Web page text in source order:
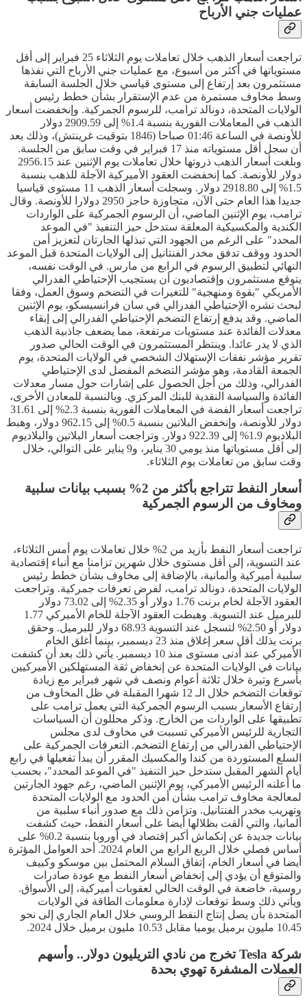
عمليات جني الأرباح
تراجعت أسعار الذهب خلال تعاملات يوم الثلاثاء 25 فبراير إلى أقل
مستوياتها في أكثر من أسبوع، مع عمليات جني الأرباح التي نفذها
مستثمرون بعد إرتفاع إلى مستوى قياسي خلال الجلسة السابقة
وسط مخاوف مستمرة من عدم الإستقرار بشأن خطط رئيس
الولايات المتحدة، دونالد ترامب، للرسوم الجمركية. وإنخفضت أسعار
الذهب في المعاملات الفورية بنسبة 1.4% إلى 2909.59 دولار
للأونصة في الساعة 01:46 صباحا (1846 بتوقيت غرينتش)، وذلك بعد
أن سجل أقل مستوياته منذ 17 فبراير في وقت سابق من الجلسة.
وبلغت أسعار الذهب ذروتها خلال تعاملات يوم الإثنين عند 2956.15
دولار للأونصة. كما إنخفضت العقود الأميركية الآجلة للذهب بنسبة
1.5% إلى 2918.80 دولار. وسجلت أسعار الذهب 11 مستوى قياسيا
جديدا هذا العام حتى الآن، متجاوزة حاجز 2950 دولارا للأونصة. وقال
ترامب، يوم الإثنين الماضي، أن الرسوم الجمركية على الواردات
الكندية والمكسيكية المعلقة ستدخل حيز التنفيذ "في الموعد
المحدد" على الرغم من الجهود التي تبذلها الجارتان لتعزيز أمن
الحدود ووقف تدفق مخدر الفنتانيل إلى الولايات المتحدة قبل الموعد
النهائي لتطبيق الرسوم في الرابع من مارس. في الوقت نفسه،
يتوقع مستثمرون وإقتصاديون أن يستجيب الإحتياطي الفدرالي
الأمريكي "بقوة ومنهجية" للتغيرات في التضخم وسوق العمل، وفقا
لبحث نشره الإحتياطي الفدرالي في سان فرانسيسكو، يوم الإثنين
الماضي. وقد يدفع إرتفاع التضخم الإحتياطي الفدرالي إلى إبقاء
معدلات الفائدة عند مستويات مرتفعة، مما يضعف جاذبية الذهب
الذي لا يدر عائدا. وينتظر المستثمرون في الوقت الحالي صدور
تقرير مؤشر نفقات الإستهلاك الشخصي في الولايات المتحدة، يوم
الجمعة القادمة، وهو مؤشر التضخم المفضل لدى الإحتياطي
الفدرالي، وذلك من أجل الحصول على إشارات حول مسار معدلات
الفائدة والسياسة النقدية للبنك المركزي. وبالنسبة للمعادن الأخرى،
تراجعت أسعار الفضة في المعاملات الفورية بنسبة 2.3% إلى 31.61
دولار للأونصة، وإنخفض البلاتين بنسبة 0.5% إلى 962.15 دولار، وهبط
البلاديوم 1.9% إلى 922.39 دولار. وتراجعت أسعار البلاتين والبلاديوم
إلى أقل مستوياتها منذ يومي 30 يناير، و9 يناير على التوالي، خلال
وقت سابق من تعاملات يوم الثلاثاء.
أسعار النفط تتراجع بأكثر من 2% بسبب بيانات سلبية
ومخاوف من الرسوم الجمركية
تراجعت أسعار النفط بأزيد من 2% خلال تعاملات يوم أمس الثلاثاء،
عند التسوية، إلى أقل مستوى خلال شهرين تزامنا مع أنباء إقتصادية
سلبية أميركية وألمانية، بالإضافة إلى مخاوف بشأن خطط رئيس
الولايات المتحدة، دونالد ترامب، لفرض تعرفات جمركية. وتراجعت
العقود الآجلة لخام برنت 1.76 دولار أو 2.35% إلى 73.02 دولار
للبرميل عند التسوية. وهبطت العقود الآجلة للخام الأميركي 1.77
دولار أو 2.50% لتسجل عند التسوية 68.93 دولار للبرميل. وحقق
برنت بذلك أقل سعر إغلاق منذ 23 ديسمبر، بينما أغلق الخام
الأميركي عند أدنى مستوى منذ 10 ديسمبر. يأتي ذلك بعد أن كشفت
بيانات في الولايات المتحدة عن إنخفاض ثقة المستهلكين الأميركيين
بأسرع وتيرة خلال ثلاثة أعوام ونصف في شهر فبراير مع زيادة
توقعات التضخم خلال الـ 12 شهرا المقبلة في ظل المخاوف من
إرتفاع الأسعار بسبب الرسوم الجمركية التي يعمل ترامب على
تطبيقها على الواردات من الخارج. وذكر محللون أن السياسات
التجارية للرئيس الأميركي تسببت في مخاوف لدى مجلس
الإحتياطي الفدرالي من إرتفاع التضخم. التعرفات الجمركية على
السلع المستوردة من كندا والمكسيك المقرر أن يبدأ تفعيلها في رابع
أيام الشهر المقبل ستدخل حيز التنفيذ "في الموعد المحدد"، بحسب
ما أعلنه الرئيس الأميركي، يوم الإثنين الماضي، رغم جهود الجارتين
لمعالجة مخاوف ترامب بشأن أمن الحدود مع الولايات المتحدة
وتهريب مخدر الفنتانيل. وتزامن ذلك مع صدور أنباء سلبية من
ألمانيا، والتي ألقت بظلالها أيضا على أسعار النفط، حيث كشفت
بيانات جديدة عن إنكماش أكبر إقتصاد في أوروبا بنسبة 0.2% على
أساس فصلي خلال الربع الرابع من العام 2024. أحد العوامل المؤثرة
أيضا في أسعار الخام، إتفاق السلام المحتمل بين موسكو وكييف
والمتوقع أن يؤدي إلى إنخفاض أسعار النفط مع عودة صادرات
روسية، خاضعة في الوقت الحالي لعقوبات أميركية، إلى الأسواق.
ويأتي ذلك وسط توقعات لإدارة معلومات الطاقة في الولايات
المتحدة بأن يصل إنتاج النفط الروسي خلال العام الجاري إلى نحو
10.45 مليون برميل يوميا مقابل 10.53 مليون برميل خلال 2024.
شركة Tesla تخرج من نادي التريليون دولار.. وأسهم
العملات المشفرة تهوي بحدة